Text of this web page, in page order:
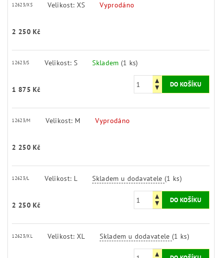
12623/XS Velikost: XS Vyprodáno
2 250 Kč
12623/S Velikost: S Skladem (1 ks)
1 875 Kč
12623/M Velikost: M Vyprodáno
2 250 Kč
12623/L Velikost: L Skladem u dodavatele(1 ks)
2 250 Kč
12623/XL Velikost: XL Skladem u dodavatele(1 ks)